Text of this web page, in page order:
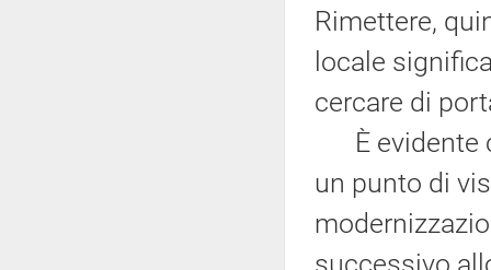
Rimettere,
locale
cercare di
È evidente
un punto di